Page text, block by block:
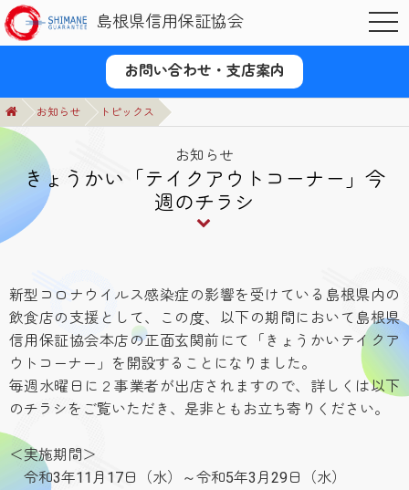
島根県信用保証協会
お問い合わせ・支店案内
お知らせ トピックス
お知らせ
きょうかい「テイクアウトコーナー」今
週のチラシ
新型コロナウイルス感染症の影響を受けている島根県内の
飲食店の支援として、この度、以下の期間において島根県
信用保証協会本店の正面玄関前にて「きょうかいテイクア
ウトコーナー」を開設することになりました。
毎週水曜日に２事業者が出店されますので、詳しくは以下
のチラシをご覧いただき、是非ともお立ち寄りください。
＜実施期間＞
令和3年11月17日（水）～令和5年3月29日（水）